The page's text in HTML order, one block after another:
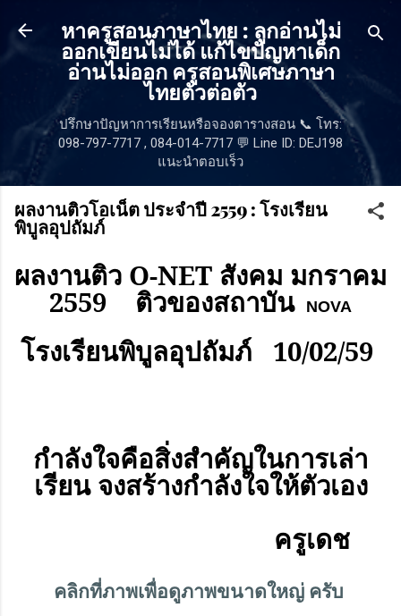
ข้ามไปที่เนื้อหาหลัก
หาครูสอนภาษาไทย : ลูกอ่านไม่
ออกเขียนไม่ได้ แก้ไขปัญหาเด็ก
อ่านไม่ออก ครูสอนพิเศษภาษา
ไทยตัวต่อตัว
ปรึกษาปัญหาการเรียนหรือจองตารางสอน 📞 โทร:
098-797-7717 , 084-014-7717 💬 Line ID: DEJ198
แนะนำตอบเร็ว
ผลงานติวโอเน็ต ประจำปี 2559 : โรงเรียน
พิบูลอุปถัมภ์
ผลงานติว O-NET สังคม มกราคม
2559 ติวของสถาบัน NOVA
โรงเรียนพิบูลอุปถัมภ์ 10/02/59
กำลังใจคือสิ่งสำคัญในการเล่า
เรียน จงสร้างกำลังใจให้ตัวเอง
ครูเดช
คลิกที่ภาพเพื่อดูภาพขนาดใหญ่ ครับ